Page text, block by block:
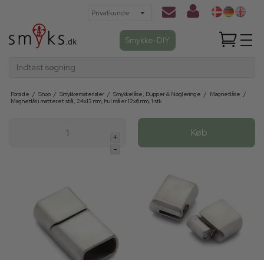
Smykke-DIY
Indtast søgning
Forside / Shop / Smykkematerialer / Smykkelåse, Dupper & Nøgleringe / Magnetlåse /
Magnetlås i matteret stål, 24x13 mm, hul måler 12x6 mm, 1 stk
+
-
Køb